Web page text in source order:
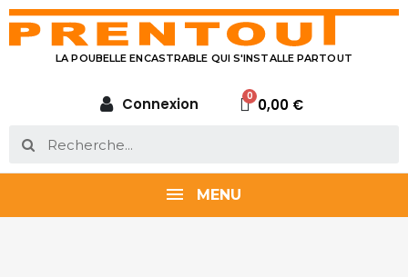
LA POUBELLE ENCASTRABLE QUI S'INSTALLE PARTOUT
Connexion 0,00 €
MENU